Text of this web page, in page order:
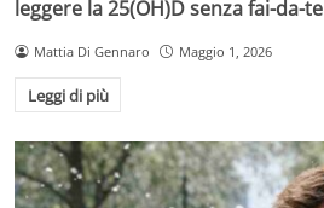
leggere la 25(OH)D senza fai-da-te
Mattia Di Gennaro Maggio 1, 2026
Leggi di più